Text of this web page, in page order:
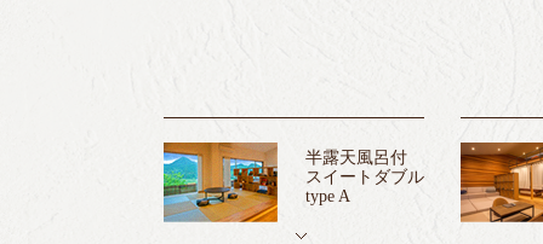
半露天風呂付
スイートダブル
type A